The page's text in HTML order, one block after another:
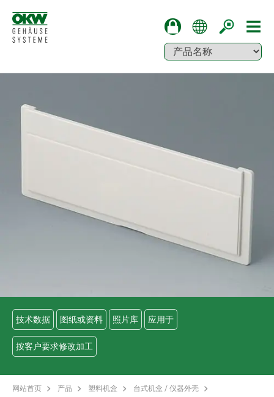
技术数据 图纸或资料 照片库 应用于
按客户要求修改加工
网站首页 产品 塑料机盒
台式机盒 / 仪器外壳